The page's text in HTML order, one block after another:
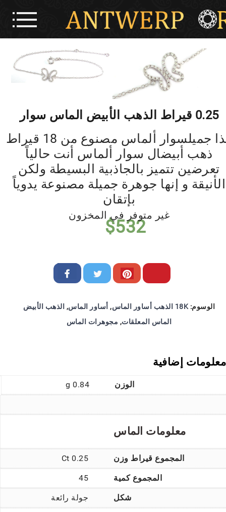
0.25 قيراط الذهب الأبيض الماس سوار
هذا جميلسوار ألماس مصنوع من 18 قيراط
ذهب أبيضال سوار ألماس أنت حالياً
تعرضين تتميز بالجاذبية البسيطة ولكن
الأنيقة و إنها جوهرة جميلة مصنوعة يدوياً
بإتقان
$532
غير متوفر في المخزون
الوسوم: 18K الذهب أساور الماس , أساور الماس, الذهب الأبيض
الماس المعلقات, مجوهرات الماس
معلومات إضافية
الوزن 0.84 g
معلومات الماس
المجموع قيراط وزن 0.25 Ct
المجموع كمية 45
شكل جولة رائعة